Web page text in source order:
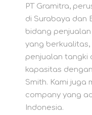
PT Gramitra,
di Surabaya dan
bidang
yang berkualitas,
penjualan tangki
kapasitas
Smith. Kami
company yang
Indonesia.